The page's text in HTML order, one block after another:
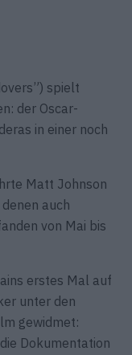
spielt
der Oscar-
in einer noch
Matt Johnson
auch
von Mai bis
erstes Mal auf
unter den
gewidmet:
Dokumentation